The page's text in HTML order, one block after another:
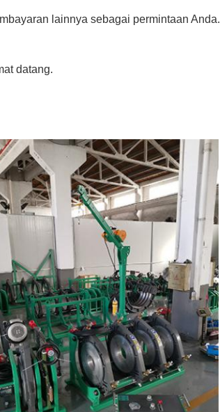
lainnya sebagai permintaan Anda.
datang.